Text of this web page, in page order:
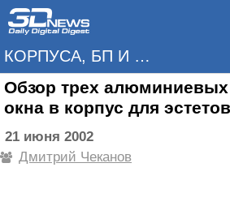
КОРПУСА, БП И ОХЛАЖДЕНИЕ
Обзор трех алюминиевых
окна в корпус для эстетов
21 июня 2002
Дмитрий Чеканов